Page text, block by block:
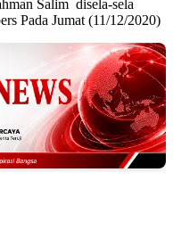
Salim disela-sela
Pada Jumat (11/12/2020)